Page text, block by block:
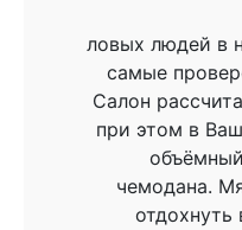
ловых людей в
самые
Салон
при этом в
чемодана.